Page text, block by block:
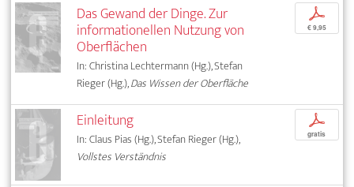
Das Gewand der Dinge. Zur
informationellen Nutzung von
Oberflächen
In: Christina Lechtermann (Hg.), Stefan
Rieger (Hg.),Das Wissen der Oberfläche
p
€ 9,95
Einleitung
In: Claus Pias (Hg.), Stefan Rieger (Hg.),
Vollstes Verständnis
p
gratis